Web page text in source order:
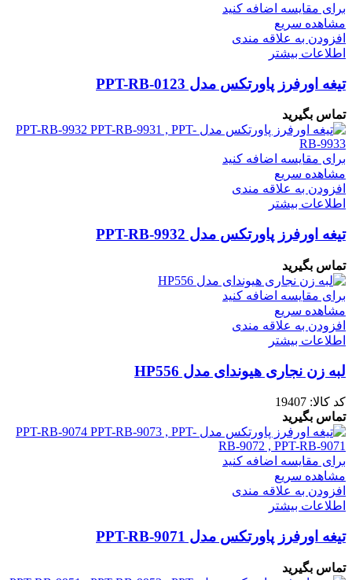
برای مقایسه اضافه کنید
مشاهده سریع
افزودن به علاقه مندی
اطلاعات بیشتر
تیغه اورفرز پاورتکس مدل PPT-RB-0123
تماس بگیرید
برای مقایسه اضافه کنید
مشاهده سریع
افزودن به علاقه مندی
اطلاعات بیشتر
تیغه اورفرز پاورتکس مدل PPT-RB-9932
تماس بگیرید
برای مقایسه اضافه کنید
مشاهده سریع
افزودن به علاقه مندی
اطلاعات بیشتر
لبه زن نجاری هیوندای مدل HP556
کد کالا: 19407
تماس بگیرید
برای مقایسه اضافه کنید
مشاهده سریع
افزودن به علاقه مندی
اطلاعات بیشتر
تیغه اورفرز پاورتکس مدل PPT-RB-9071
تماس بگیرید